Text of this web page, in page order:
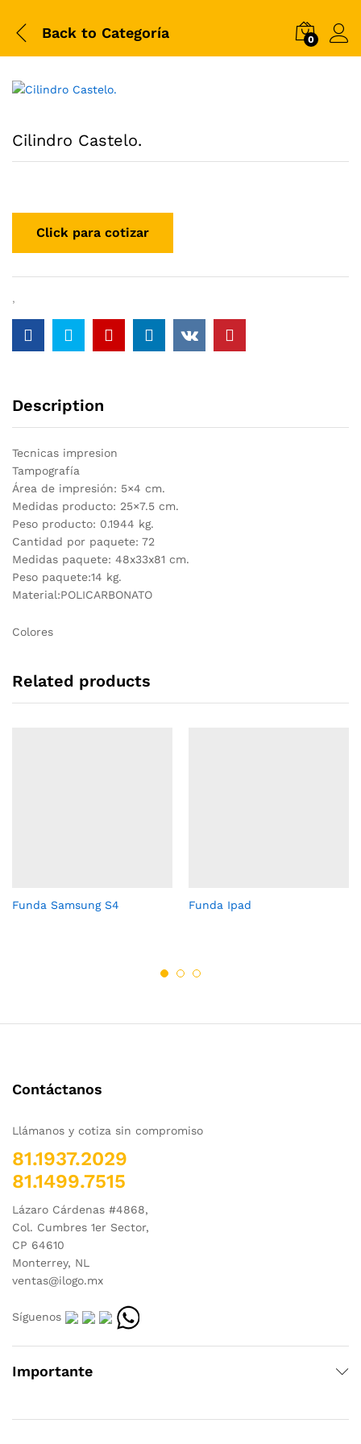
Back to Categoría 0
Cilindro Castelo.
,
Description
Tecnicas impresion
Tampografía
Área de impresión: 5×4 cm.
Medidas producto: 25×7.5 cm.
Peso producto: 0.1944 kg.
Cantidad por paquete: 72
Medidas paquete: 48x33x81 cm.
Peso paquete:14 kg.
Material:POLICARBONATO
Colores
Related products
Funda Samsung S4 Funda Ipad
Contáctanos
Llámanos y cotiza sin compromiso
81.1937.2029
81.1499.7515
Lázaro Cárdenas #4868,
Col. Cumbres 1er Sector,
CP 64610
Monterrey, NL
ventas@ilogo.mx
Síguenos
Importante